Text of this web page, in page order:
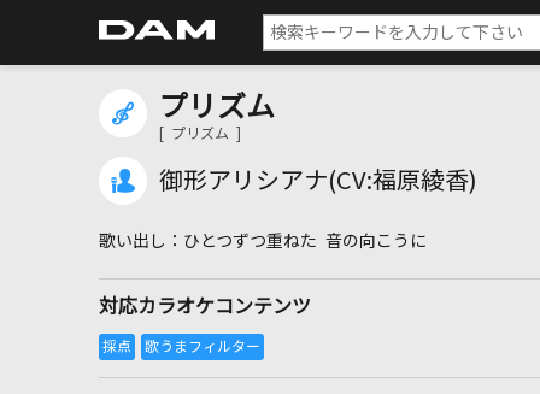
プリズム
[ プリズム ]
御形アリシアナ(CV:福原綾香)
ひとつずつ重ねた 音の向こうに
対応カラオケコンテンツ